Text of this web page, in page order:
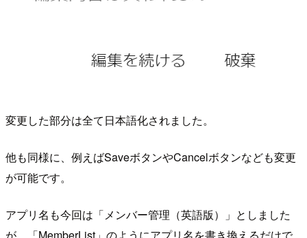
変更した部分は全て日本語化されました。
他も同様に、例えばSaveボタンやCancelボタンなども変更
が可能です。
アプリ名も今回は「メンバー管理（英語版）」としました
が、「MemberList」のようにアプリ名を書き換えるだけで